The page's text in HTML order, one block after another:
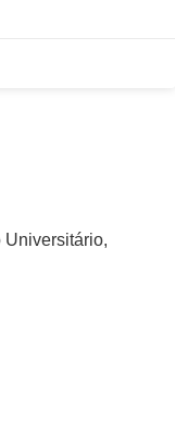
Universitário,